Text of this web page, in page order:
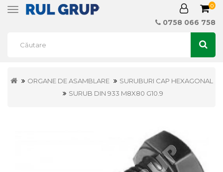
Toggle
0
0758 066 758
ORGANE DE ASAMBLARE
SURUBURI CAP HEXAGONAL
SURUB DIN 933 M8X80 G10.9